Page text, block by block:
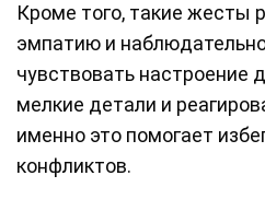
Кроме того, такие жесты
эмпатию и
чувствовать настроение
мелкие детали и
именно это помогает
конфликтов.